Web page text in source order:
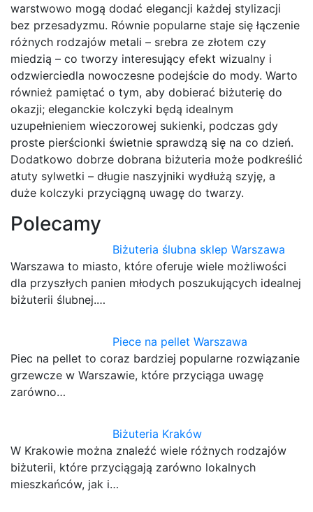
warstwowo mogą dodać elegancji każdej stylizacji
bez przesadyzmu. Równie popularne staje się łączenie
różnych rodzajów metali – srebra ze złotem czy
miedzią – co tworzy interesujący efekt wizualny i
odzwierciedla nowoczesne podejście do mody. Warto
również pamiętać o tym, aby dobierać biżuterię do
okazji; eleganckie kolczyki będą idealnym
uzupełnieniem wieczorowej sukienki, podczas gdy
proste pierścionki świetnie sprawdzą się na co dzień.
Dodatkowo dobrze dobrana biżuteria może podkreślić
atuty sylwetki – długie naszyjniki wydłużą szyję, a
duże kolczyki przyciągną uwagę do twarzy.
Polecamy
Biżuteria ślubna sklep Warszawa
Warszawa to miasto, które oferuje wiele możliwości
dla przyszłych panien młodych poszukujących idealnej
biżuterii ślubnej.…
Piece na pellet Warszawa
Piec na pellet to coraz bardziej popularne rozwiązanie
grzewcze w Warszawie, które przyciąga uwagę
zarówno…
Biżuteria Kraków
W Krakowie można znaleźć wiele różnych rodzajów
biżuterii, które przyciągają zarówno lokalnych
mieszkańców, jak i…